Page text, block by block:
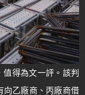
得為文一評。該判
向乙廠商、丙廠商借